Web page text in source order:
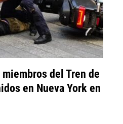
del Tren de
en Nueva York en